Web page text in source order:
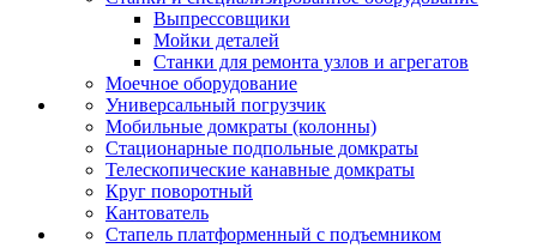
Выпрессовщики
Мойки деталей
Станки для ремонта узлов и агрегатов
Моечное оборудование
Универсальный погрузчик
Мобильные домкраты (колонны)
Стационарные подпольные домкраты
Телескопические канавные домкраты
Круг поворотный
Кантователь
Стапель платформенный с подъемником